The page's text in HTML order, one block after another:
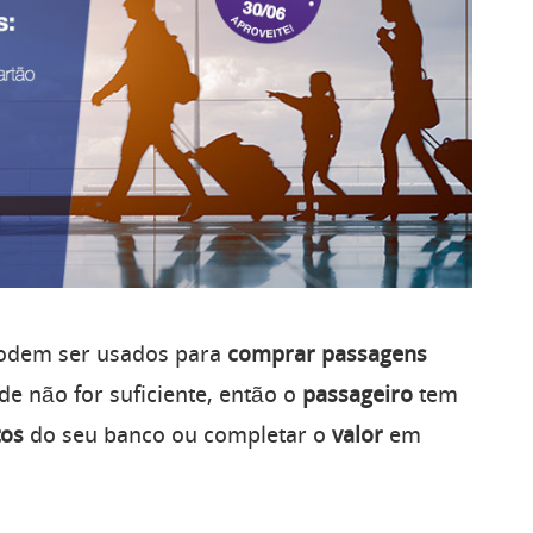
ser usados para comprar passagens
não for suficiente, então o passageiro tem
do seu banco ou completar ovalor em